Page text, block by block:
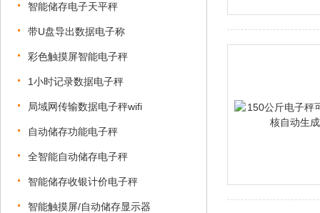
智能储存电子天平秤
带U盘导出数据电子称
彩色触摸屏智能电子秤
1小时记录数据电子秤
局域网传输数据电子秤wifi
自动储存功能电子秤
全智能自动储存电子秤
智能储存收银计价电子秤
智能触摸屏/自动储存显示器